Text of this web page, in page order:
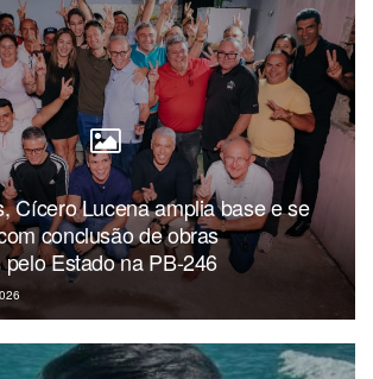
Cícero Lucena amplia base e se
conclusão de obras
Estado na PB-246